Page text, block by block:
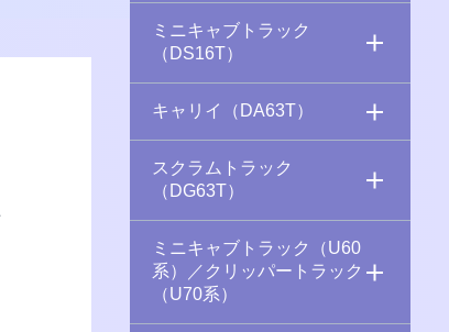
ミニキャブトラック
（DS16T）
キャリイ（DA63T）
スクラムトラック
（DG63T）
ミニキャブトラック（U60
系）／クリッパートラック
（U70系）